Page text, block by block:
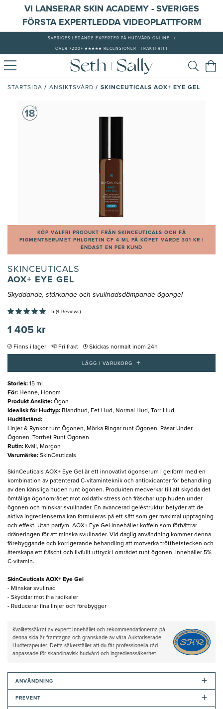
VI LANSERAR SKIN ACADEMY - SVERIGES
FÖRSTA EXPERTLEDDA VIDEOPLATTFORM
SVERIGES LEDANDE EXPERTER PÅ HUDVÅRD ONLINE
ÖVER 7200+ ★★★★★ RECENSIONER - FRAKTFRITT
STARTSIDA / ANSIKTSVÅRD / SKINCEUTICALS AOX+ EYE GEL
KÖP VALFRI PRODUKT FRÅN SKINCEUTICALS OCH FÅ
PIGMENTSERUMET PHLORETIN CF 4 ML PÅ KÖPET VÄRDE 301 KR |
ENDAST EN PER KUND
SKINCEUTICALS
AOX+ EYE GEL
Skyddande, stärkande och svullnadsdämpande ögongel
5 (4 Reviews)
1 405 kr
Finns i lager Fri frakt Skickas normalt inom 24h
LÄGG I VARUKORG +
Storlek: 15 ml
För: Henne, Honom
Produkt Ansikte: Ögon
Idealisk för Hudtyp: Blandhud, Fet Hud, Normal Hud, Torr Hud
Hudtillstånd:
Linjer & Rynkor runt Ögonen, Mörka Ringar runt Ögonen, Påsar Under
Ögonen, Torrhet Runt Ögonen
Rutin: Kväll, Morgon
Varumärke: SkinCeuticals
SkinCeuticals AOX+ Eye Gel är ett innovativt ögonserum i gelform med en
kombination av patenterad C-vitaminteknik och antioxidanter för behandling
av den känsliga huden runt ögonen. Produkten medverkar till att skydda det
ömtåliga ögonområdet mot oxidativ stress och fräschar upp huden under
ögonen och minskar svullnader. En avancerad geléstruktur betyder att de
aktiva ingredienserna kan formuleras på ett sätt som ger maximal upptagning
och effekt. Utan parfym. AOX+ Eye Gel innehåller koffein som förbättrar
dräneringen för att minska svullnader. Vid daglig användning kommer denna
förebyggande och korrigerande behandling att motverka trötthetstecken och
återskapa ett fräscht och livfullt uttryck i området runt ögonen. Innehåller 5%
C-vitamin.
SkinCeuticals AOX+ Eye Gel
- Minskar svullnad
- Skyddar mot fria radikaler
- Reducerar fina linjer och förebygger
Kvalitetssäkrat av expert: Innehållet och rekommendationerna på
denna sida är framtagna och granskade av våra Auktoriserade
Hudterapeuter. Detta säkerställer att du får professionella råd
anpassade för skandinavisk hudvård och ingredienssäkerhet.
ANVÄNDNING +
PREVENT +